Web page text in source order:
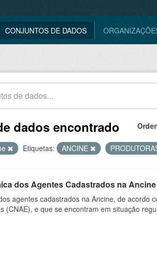
CONJUNTOS DE DADOS
dados encontrado
Etiquetas: ANCINE
dos Agentes Cadastrados na Ancine
agentes cadastrados na Ancine, de acordo
(CNAE), e que se encontram em situação